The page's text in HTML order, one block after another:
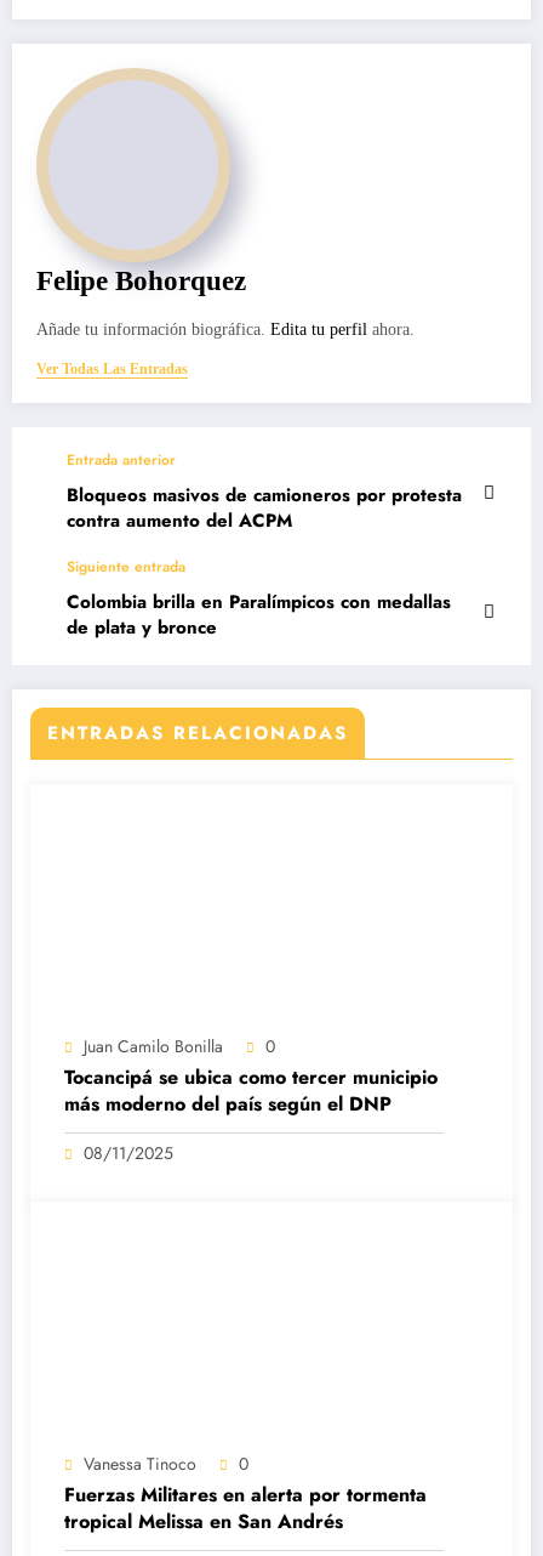
Felipe Bohorquez
Añade tu información biográfica. Edita tu perfil ahora.
Ver Todas Las Entradas
Entrada anterior
Bloqueos masivos de camioneros por protesta
contra aumento del ACPM
Siguiente entrada
Colombia brilla en Paralímpicos con medallas
de plata y bronce
ENTRADAS RELACIONADAS
Juan Camilo Bonilla 0
Tocancipá se ubica como tercer municipio
más moderno del país según el DNP
08/11/2025
Vanessa Tinoco 0
Fuerzas Militares en alerta por tormenta
tropical Melissa en San Andrés